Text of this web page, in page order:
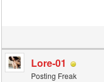
Lore-01
Posting Freak